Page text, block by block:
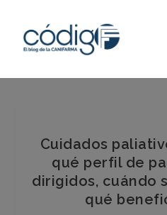
Cuidados
qué perfil de
dirigidos, cuándo
qué